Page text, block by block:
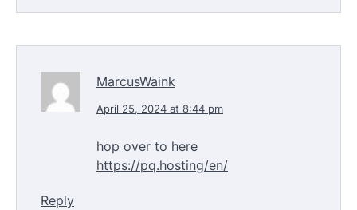
MarcusWaink
April 25, 2024 at 8:44 pm
hop over to here
https://pq.hosting/en/
Reply